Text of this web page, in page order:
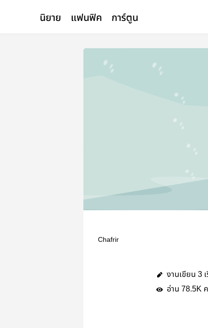
นิยาย แฟนฟิค การ์ตูน
Chafrir
งานเขียน 3
อ่าน 78.5K